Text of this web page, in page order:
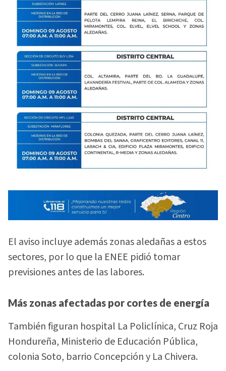
El aviso incluye además zonas aledañas a estos
sectores, por lo que la ENEE pidió tomar
previsiones antes de las labores.
Más zonas afectadas por cortes de energía
También figuran hospital La Policlínica, Cruz Roja
Hondureña, Ministerio de Educación Pública,
colonia Soto, barrio Concepción y La Chivera.